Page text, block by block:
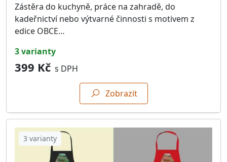
Zástěra do kuchyně, práce na zahradě, do
kadeřnictví nebo výtvarné činnosti s motivem z
edice OBCE…
3 varianty
399 Kč s DPH
Zobrazit
3 varianty